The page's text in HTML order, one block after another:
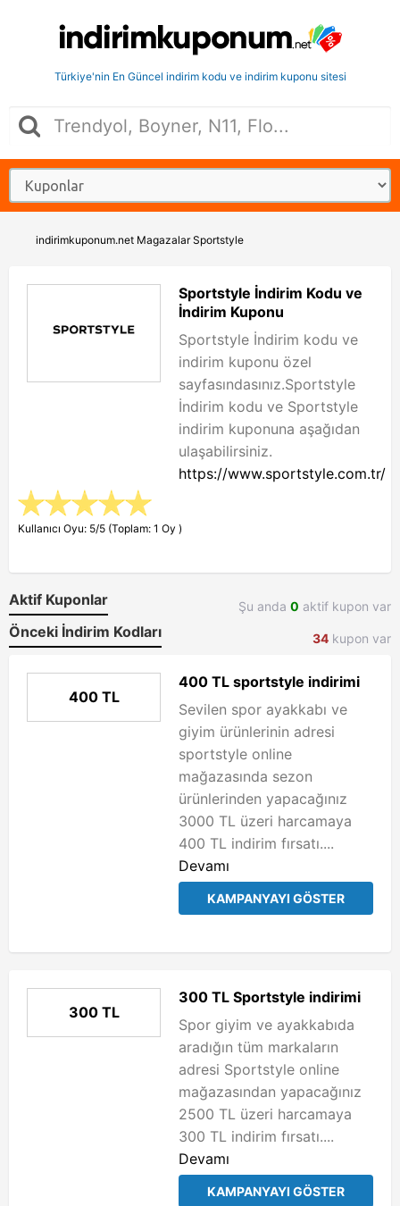
Türkiye'nin En Güncel indirim kodu ve indirim kuponu sitesi
indirimkuponum.net Magazalar Sportstyle
Sportstyle İndirim Kodu ve
İndirim Kuponu
Sportstyle İndirim kodu ve
indirim kuponu özel
sayfasındasınız.Sportstyle
İndirim kodu ve Sportstyle
indirim kuponuna aşağıdan
ulaşabilirsiniz.
https://www.sportstyle.com.tr/
Kullanıcı Oyu: 5/5 (Toplam: 1 Oy )
Aktif Kuponlar Şu anda 0 aktif kupon var
Önceki İndirim Kodları 34 kupon var
400 TL
400 TL sportstyle indirimi
Sevilen spor ayakkabı ve
giyim ürünlerinin adresi
sportstyle online
mağazasında sezon
ürünlerinden yapacağınız
3000 TL üzeri harcamaya
400 TL indirim fırsatı....
Devamı
KAMPANYAYI GÖSTER
300 TL
300 TL Sportstyle indirimi
Spor giyim ve ayakkabıda
aradığın tüm markaların
adresi Sportstyle online
mağazasından yapacağınız
2500 TL üzeri harcamaya
300 TL indirim fırsatı....
Devamı
KAMPANYAYI GÖSTER